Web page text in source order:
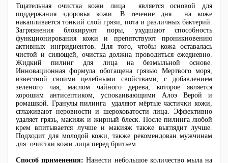
Тщательная очистка кожи лица является основой для
поддержания здоровья кожи. В течение дня на коже
накапливается тонкий слой грязи, пота и различных бактерий.
Загрязнения блокируют поры, ухудшают способность
функционирования кожи и препятствуют проникновению
активных ингридиентов. Для того, чтобы кожа оставалась
чистой и сияющей, очистка должна проводиться ежедневно.
Жидкий пилинг для лица на безмыльной основе.
Инновационная формула обогащена грязью Мертвого моря,
известной своими целебными свойствами, с добавлением
зеленого чая, маслом чайного дерева, которое является
хорошим антисептиком, успокаивающими Алоэ Верой и
ромашкой. Гранулы пилинга удаляют мёртые частички кожи,
сглаживают неровности и шероховатости лица. Эффективно
удаляет грязь, макияж и жирный блеск. После пилинга любой
крем впитывается лучше и макияж также выглядит лучше.
Подходит для молодой кожи, также рекомендован мужчинам
для очистки кожи лица перед бритьем.
Способ применения:Нанести небольшое количество мыла на